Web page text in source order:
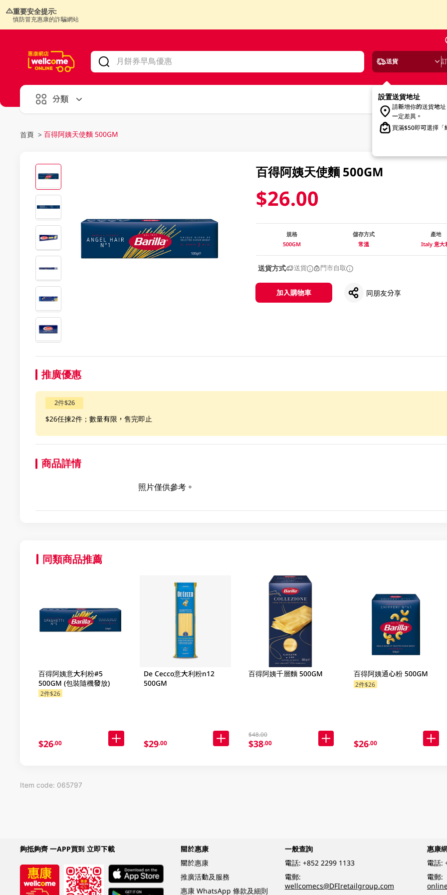
重要安全提示:
慎防冒充惠康的詐騙網站
送貨
設置送貨地址
請新增你的送貨地
一定差異。
買滿$50即可選擇「
分類
首頁 > 百得阿姨天使麵 500GM
百得阿姨天使麵 500GM
$26.00
規格
500GM
儲存方式
常溫
產地
Italy 意大
送貨方式 送貨 門市自取
加入購物車 同朋友分享
推廣優惠
2件$26
$26任揀2件；數量有限，售完即止
商品詳情
照片僅供參考。
同類商品推薦
百得阿姨意大利粉#5
500GM (包裝隨機發放)
2件$26
$26.00
De Cecco意大利粉n12
500GM
$29.00
百得阿姨千層麵 500GM
$48.00
$38.00
百得阿姨通心粉 500GM
2件$26
$26.00
Item code: 065797
夠抵夠齊 一APP買到 立即下載
關於惠康
關於惠康
推廣活動及服務
惠康 WhatsApp 條款及細則
一般查詢
電話: +852 2299 1133
電郵:
wellcomecs@DFIretailgroup.com
惠康
電話:
電郵: